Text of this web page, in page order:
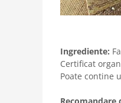
Ingrediente:
Certificat
Poate contine